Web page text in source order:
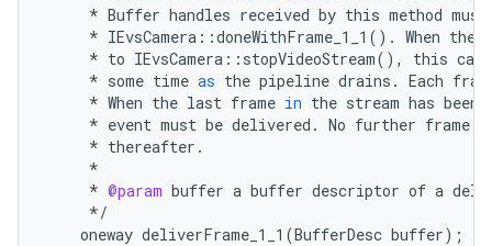
* Buffer handles received by this method must
* IEvsCamera ::doneWithFrame_1_1 () . When the
* to IEvsCamera :: stopVideoStream(), this
* some time as the pipeline drains . Each
* When the last frame in the stream has been
* event must be delivered . No further frame
* thereafter .
*
* @param buffer a buffer descriptor of a
*/
oneway deliverFrame_1_1 (BufferDesc buffer);